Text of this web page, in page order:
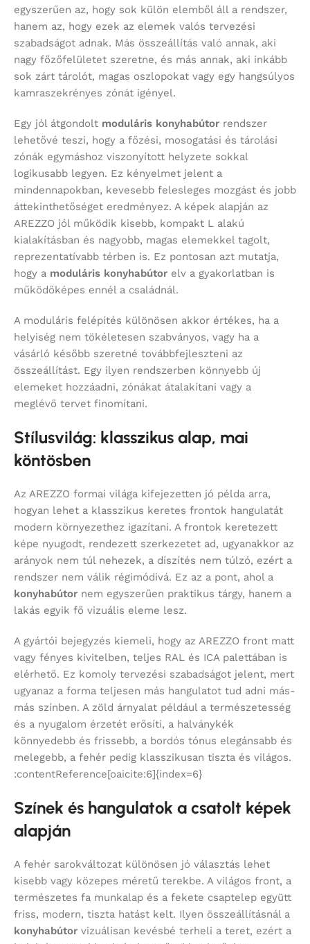
egyszerűen az, hogy sok külön elemből áll a rendszer,
hanem az, hogy ezek az elemek valós tervezési
szabadságot adnak. Más összeállítás való annak, aki
nagy főzőfelületet szeretne, és más annak, aki inkább
sok zárt tárolót, magas oszlopokat vagy egy hangsúlyos
kamraszekrényes zónát igényel.
Egy jól átgondolt moduláris konyhabútor rendszer
lehetővé teszi, hogy a főzési, mosogatási és tárolási
zónák egymáshoz viszonyított helyzete sokkal
logikusabb legyen. Ez kényelmet jelent a
mindennapokban, kevesebb felesleges mozgást és jobb
áttekinthetőséget eredményez. A képek alapján az
AREZZO jól működik kisebb, kompakt L alakú
kialakításban és nagyobb, magas elemekkel tagolt,
reprezentatívabb térben is. Ez pontosan azt mutatja,
hogy a moduláris konyhabútor elv a gyakorlatban is
működőképes ennél a családnál.
A moduláris felépítés különösen akkor értékes, ha a
helyiség nem tökéletesen szabványos, vagy ha a
vásárló később szeretné továbbfejleszteni az
összeállítást. Egy ilyen rendszerben könnyebb új
elemeket hozzáadni, zónákat átalakítani vagy a
meglévő tervet finomítani.
Stílusvilág: klasszikus alap, mai
köntösben
Az AREZZO formai világa kifejezetten jó példa arra,
hogyan lehet a klasszikus keretes frontok hangulatát
modern környezethez igazítani. A frontok keretezett
képe nyugodt, rendezett szerkezetet ad, ugyanakkor az
arányok nem túl nehezek, a díszítés nem túlzó, ezért a
rendszer nem válik régimódivá. Ez az a pont, ahol a
konyhabútor nem egyszerűen praktikus tárgy, hanem a
lakás egyik fő vizuális eleme lesz.
A gyártói bejegyzés kiemeli, hogy az AREZZO front matt
vagy fényes kivitelben, teljes RAL és ICA palettában is
elérhető. Ez komoly tervezési szabadságot jelent, mert
ugyanaz a forma teljesen más hangulatot tud adni más-
más színben. A zöld árnyalat például a természetesség
és a nyugalom érzetét erősíti, a halványkék
könnyedebb és frissebb, a bordós tónus elegánsabb és
melegebb, a fehér pedig klasszikusan tiszta és világos.
:contentReference[oaicite:6]{index=6}
Színek és hangulatok a csatolt képek
alapján
A fehér sarokváltozat különösen jó választás lehet
kisebb vagy közepes méretű terekbe. A világos front, a
természetes fa munkalap és a fekete csaptelep együtt
friss, modern, tiszta hatást kelt. Ilyen összeállításnál a
konyhabútor vizuálisan kevésbé terheli a teret, ezért a